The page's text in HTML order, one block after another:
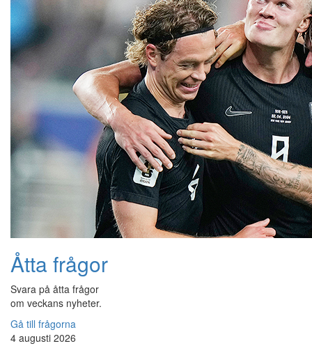
Åtta frågor
Svara på åtta frågor
om veckans nyheter.
Gå till frågorna
4 augusti 2026